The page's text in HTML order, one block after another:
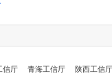
信厅 青海工信厅 陕西工信厅